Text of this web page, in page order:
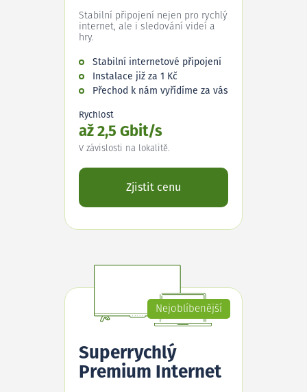
Stabilní připojení nejen pro rychlý
internet, ale i sledování videí a
hry.
Stabilní internetové připojení
Instalace již za 1 Kč
Přechod k nám vyřídíme za vás
Rychlost
až 2,5 Gbit/s
V závislosti na lokalitě.
Zjistit cenu
Nejoblíbenější
Superrychlý
Premium Internet